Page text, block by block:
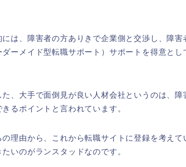
には、障害者の方ありきで企業側と交渉し、障
ダーメイド型転職サポート）サポートを得意と
た、大手で面倒見が良い人材会社というのは、
きるポイントと言われています。
の理由から、これから転職サイトに登録を考え
たいのがランスタッドなのです。